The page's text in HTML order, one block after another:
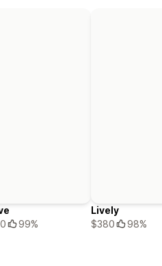
99%
Lively
$380
98%